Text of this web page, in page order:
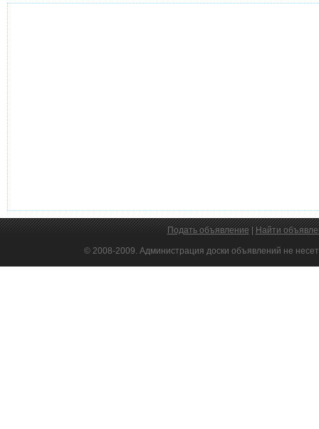
Подать объявление Найти
© 2008-2009. Администрация доски объявлений не